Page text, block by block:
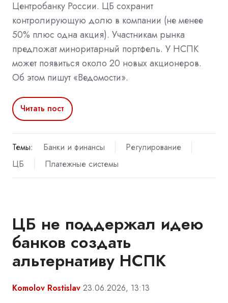
Центробанку России. ЦБ сохранит
контролирующую долю в компании (не менее
50% плюс одна акция). Участникам рынка
предложат миноритарный портфель. У НСПК
может появиться около 20 новых акционеров.
Об этом пишут «Ведомости».
Читать пост
Темы: Банки и финансы
Регулирование
ЦБ
Платежные системы
ЦБ не поддержал идею
банков создать
альтернативу НСПК
Komolov Rostislav 23.06.2026, 13:13